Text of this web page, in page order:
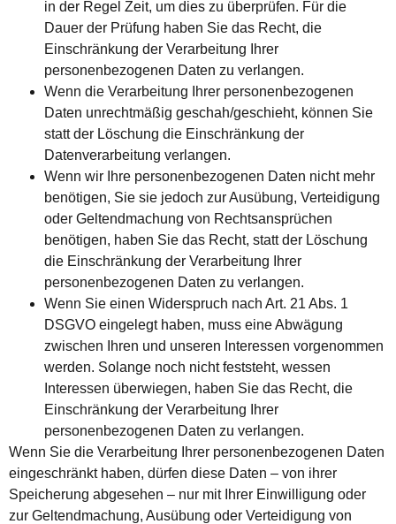
in der Regel Zeit, um dies zu überprüfen. Für die
Dauer der Prüfung haben Sie das Recht, die
Einschränkung der Verarbeitung Ihrer
personenbezogenen Daten zu verlangen.
Wenn die Verarbeitung Ihrer personenbezogenen
Daten unrechtmäßig geschah/geschieht, können Sie
statt der Löschung die Einschränkung der
Datenverarbeitung verlangen.
Wenn wir Ihre personenbezogenen Daten nicht mehr
benötigen, Sie sie jedoch zur Ausübung, Verteidigung
oder Geltendmachung von Rechtsansprüchen
benötigen, haben Sie das Recht, statt der Löschung
die Einschränkung der Verarbeitung Ihrer
personenbezogenen Daten zu verlangen.
Wenn Sie einen Widerspruch nach Art. 21 Abs. 1
DSGVO eingelegt haben, muss eine Abwägung
zwischen Ihren und unseren Interessen vorgenommen
werden. Solange noch nicht feststeht, wessen
Interessen überwiegen, haben Sie das Recht, die
Einschränkung der Verarbeitung Ihrer
personenbezogenen Daten zu verlangen.
Wenn Sie die Verarbeitung Ihrer personenbezogenen Daten
eingeschränkt haben, dürfen diese Daten – von ihrer
Speicherung abgesehen – nur mit Ihrer Einwilligung oder
zur Geltendmachung, Ausübung oder Verteidigung von